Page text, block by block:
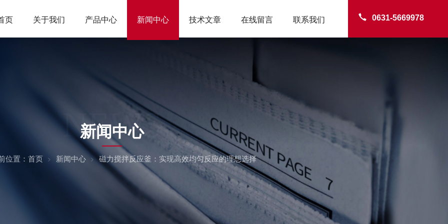
0631-5669978
页 关于我们 产品中心 新闻中心 技术文章 在线留言 联系我们
NEWS
新闻中心
位置： 首页 新闻中心 磁力搅拌反应釜：实现高效均匀反应的理想选择